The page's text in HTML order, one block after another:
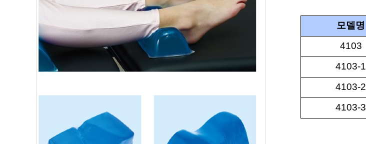
모델명
4103
4103-1
4103-2
4103-3